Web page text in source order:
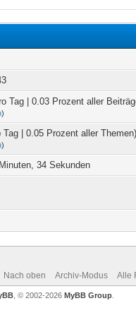
Tag | 0.03 Prozent aller
)
Tag | 0.05 Prozent aller Themen)
)
34 Sekunden
Nach oben Archiv-Modus Alle
, © 2002-2026 MyBB Group